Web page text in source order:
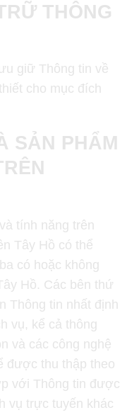
THÔNG
giữ Thông tin về
cho mục đích
SẢN PHẨM
tính năng trên
Tây Hồ có thể
có hoặc không
Hồ. Các bên thứ
Thông tin nhất định
vụ, kể cả thông
và các công nghệ
được thu thập theo
với Thông tin được
vụ trực tuyến khác